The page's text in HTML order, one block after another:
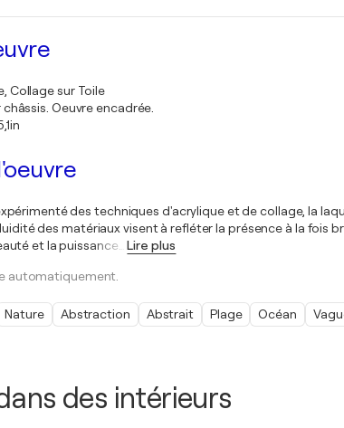
des intérieurs
Collage sur Toile
Oeuvre encadrée.
des techniques d'acrylique et de collage, la
des matériaux visent à refléter la présence à la
et la puissance
Lire plus
automatiquement.
Nature Abstraction Abstrait Plage Océan